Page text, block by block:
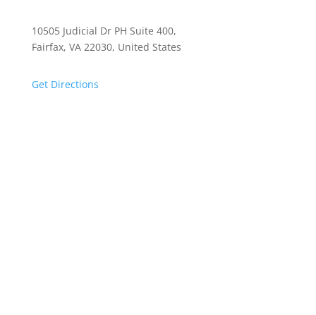
10505 Judicial Dr PH Suite 400,
Fairfax, VA 22030, United States
Get Directions